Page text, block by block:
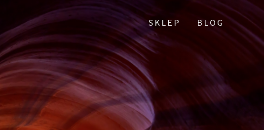
SKLEP BLOG